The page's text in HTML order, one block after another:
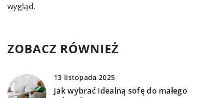
wygląd.
ZOBACZ RÓWNIEŻ
13 listopada 2025
Jak wybrać idealną sofę do małego